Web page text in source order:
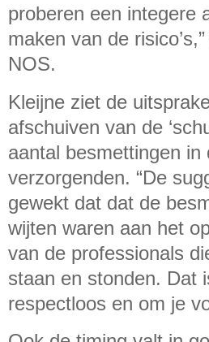
proberen een integere
maken van de
NOS.
Kleijne ziet de
afschuiven van de
aantal besmettingen in
verzorgenden. “De
gewekt dat dat de
wijten waren aan het
van de professionals
staan en stonden. Dat
respectloos en om je